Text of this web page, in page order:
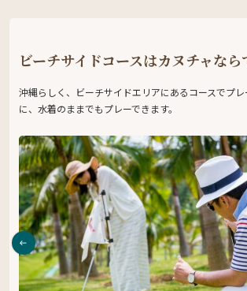
ビーチサイドコースはカヌチャなら
沖縄らしく、ビーチサイドエリアにあるコースでプ
に、水着のままでもプレーできます。